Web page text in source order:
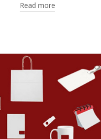
Read more